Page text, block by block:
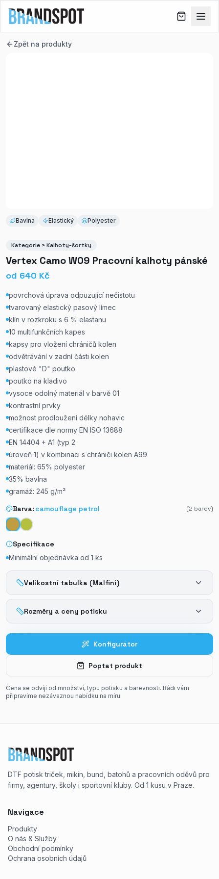
Zpět na produkty
Bavlna Elastický Polyester
Kategorie > Kalhoty-šortky
Vertex Camo W09 Pracovní kalhoty pánské
od 640 Kč
povrchová úprava odpuzující nečistotu
tvarovaný elastický pasový límec
klín v rozkroku s 6 % elastanu
10 multifunkčních kapes
kapsy pro vložení chráničů kolen
odvětrávání v zadní části kolen
plastové "D" poutko
poutko na kladivo
vysoce odolný materiál v barvě 01
kontrastní prvky
možnost prodloužení délky nohavic
certifikace dle normy EN ISO 13688
EN 14404 + A1 (typ 2
úroveň 1) v kombinaci s chrániči kolen A99
materiál: 65% polyester
35% bavlna
gramáž: 245 g/m²
Barva: camouflage petrol (2 barev)
Specifikace
Minimální objednávka od 1 ks
Velikostní tabulka (Malfini)
Rozměry a ceny potisku
Konfigurátor
Poptat produkt
Cena se odvíjí od množství, typu potisku a barevnosti. Rádi vám
připravíme nezávaznou nabídku na míru.
DTF potisk triček, mikin, bund, batohů a pracovních oděvů pro
firmy, agentury, školy i sportovní kluby. Od 1 kusu v Praze.
Navigace
Produkty
O nás & Služby
Obchodní podmínky
Ochrana osobních údajů